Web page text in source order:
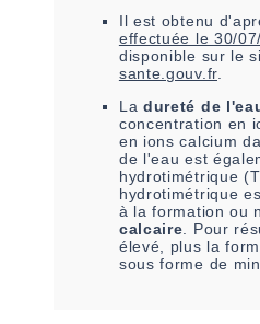
Il est obtenu
effectuée le 30/
disponible sur le
sante.gouv.fr.
La dureté de
concentration en
en ions calcium
de l'eau est
hydrotimétrique
hydrotimétrique
à la formation ou
calcaire . Pour
élevé, plus la
sous forme de